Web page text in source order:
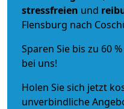
stressfreien und
Flensburg nach
Sparen Sie bis zu 60
bei uns!
Holen Sie sich jetzt
unverbindliche